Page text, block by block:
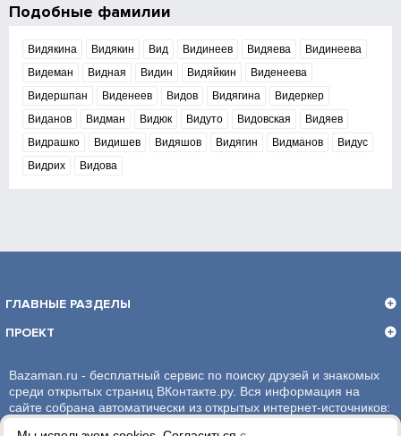
Подобные фамилии
Видякина Видякин Вид Видинеев Видяева
Видинеева
Видеман
Видная Видин Видяйкин
Виденеева
Видершпан
Виденеев Видов Видягина
Видеркер
Виданов
Видман Видюк Видуто Видовская
Видяев
Видрашко
Видишев Видяшов Видягин Видманов
Видус
Видрих
Видова
ГЛАВНЫЕ РАЗДЕЛЫ
ПРОЕКТ
Bazaman.ru - бесплатный сервис по поиску друзей и знакомых
среди открытых страниц ВКонтакте.ру. Вся информация на
сайте собрана автоматически из открытых интернет-источников: